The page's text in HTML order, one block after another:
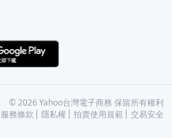
©2026 Yahoo台灣電子商務 保留所有權利
服務條款
隱私權 拍賣使用規範 交易安全